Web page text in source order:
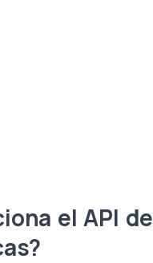
el API de